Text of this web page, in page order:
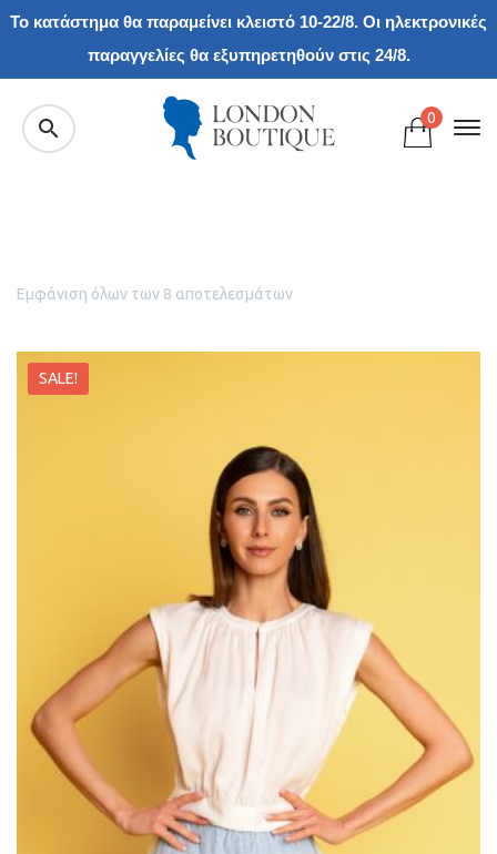
Το κατάστημα θα παραμείνει κλειστό 10-22/8. Οι ηλεκτρονικές
παραγγελίες θα εξυπηρετηθούν στις 24/8.
0
Εμφάνιση όλων των 8 αποτελεσμάτων
SALE!